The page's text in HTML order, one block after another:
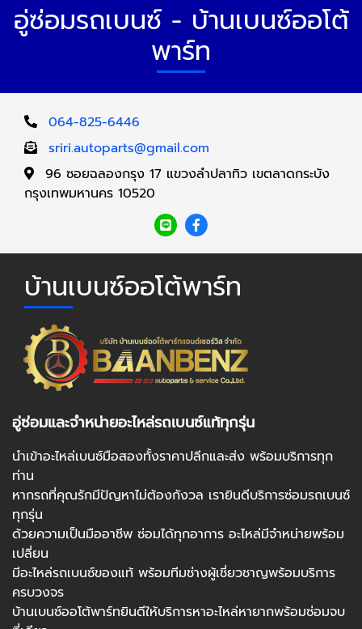
อู่ซ่อมรถเบนซ์ - บ้านเบนซ์ออโต้
พาร์ท
064-825-6446
sriri.autoparts@gmail.com
96 ซอยฉลองกรุง 17 แขวงลำปลาทิว เขตลาดกระบัง
กรุงเทพมหานคร 10520
บ้านเบนซ์ออโต้พาร์ท
อู่ซ่อมและจำหน่ายอะไหล่รถเบนซ์แท้ทุกรุ่น
นำเข้าอะไหล่เบนซ์มือสองทั้งราคาปลีกและส่ง พร้อมบริการทุก
ท่าน
หากรถที่คุณรักมีปัญหาไม่ต้องกังวล เรายินดีบริการซ่อมรถเบนซ์
ทุกรุ่น
ด้วยความเป็นมืออาชีพ ซ่อมได้ทุกอาการ อะไหล่มีจำหน่ายพร้อม
เปลี่ยน
มีอะไหล่รถเบนซ์ของแท้ พร้อมทีมช่างผู้เชี่ยวชาญพร้อมบริการ
ครบวงจร
บ้านเบนซ์ออโต้พาร์ทยินดีให้บริการหาอะไหล่หายากพร้อมซ่อมจบ